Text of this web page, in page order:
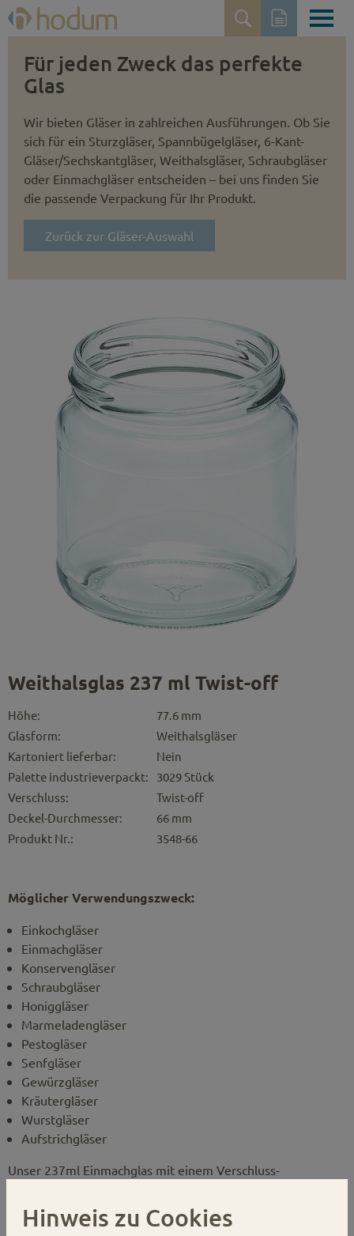
Für jeden Zweck das perfekte
Glas
Wir bieten Gläser in zahlreichen Ausführungen. Ob Sie
sich für ein Sturzgläser, Spannbügelgläser, 6-Kant-
Gläser/Sechskantgläser, Weithalsgläser, Schraubgläser
oder Einmachgläser entscheiden – bei uns finden Sie
die passende Verpackung für Ihr Produkt.
Zurück zur Gläser-Auswahl
Weithalsglas 237 ml Twist-off
Höhe:
77.6 mm
Glasform:
Weithalsgläser
Kartoniert lieferbar:
Nein
Palette industrieverpackt:
3029 Stück
Verschluss:
Twist-off
Deckel-Durchmesser:
66 mm
Produkt Nr.:
3548-66
Möglicher Verwendungszweck:
Einkochgläser
Einmachgläser
Konservengläser
Schraubgläser
Honiggläser
Marmeladengläser
Pestogläser
Senfgläser
Gewürzgläser
Kräutergläser
Wurstgläser
Aufstrichgläser
Unser 237ml Einmachglas mit einem Verschluss-
Aufstriche oder andere Delikatessen darin zu verpacken.
Auch eingelegtes Obst und Gemüse kommt in unserem
Hinweis zu Cookies